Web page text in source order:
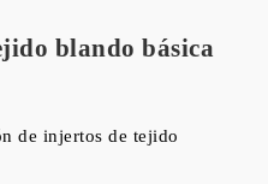
blando básica
de injertos de tejido